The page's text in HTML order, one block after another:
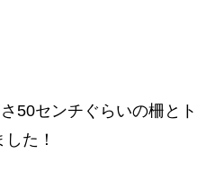
50センチぐらいの柵とト
た！